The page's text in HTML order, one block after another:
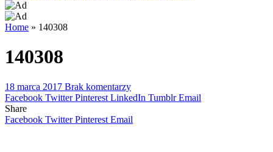
Home » 140308
140308
18 marca 2017 Brak komentarzy
Facebook Twitter Pinterest LinkedIn Tumblr Email
Share
Facebook Twitter Pinterest Email